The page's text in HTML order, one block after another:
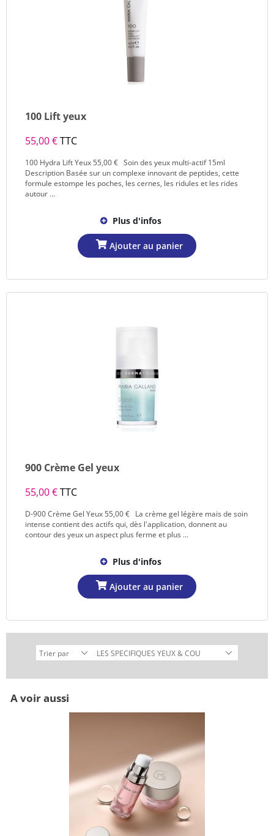
100 Lift yeux
55,00 €TTC
100 Hydra Lift Yeux 55,00 € Soin des yeux multi-actif 15ml
Description Basée sur un complexe innovant de peptides, cette
formule estompe les poches, les cernes, les ridules et les rides
autour ...
Plus d'infos
900 Crème Gel yeux
55,00 €TTC
D-900 Crème Gel Yeux 55,00 € La crème gel légère mais de soin
intense contient des actifs qui, dès l'application, donnent au
contour des yeux un aspect plus ferme et plus ...
Plus d'infos
A voir aussi